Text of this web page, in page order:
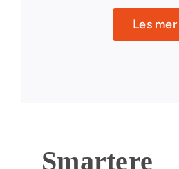
Les mer
Smartere